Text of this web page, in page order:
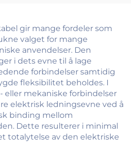
gir mange fordeler som
valget for mange
anvendelser. Den
i dets evne til å lage
forbindelser samtidig
fleksibilitet beholdes. I
mekaniske forbindelser
elektrisk ledningsevne ved å
binding mellom
Dette resulterer i minimal
totalytelse av den elektriske